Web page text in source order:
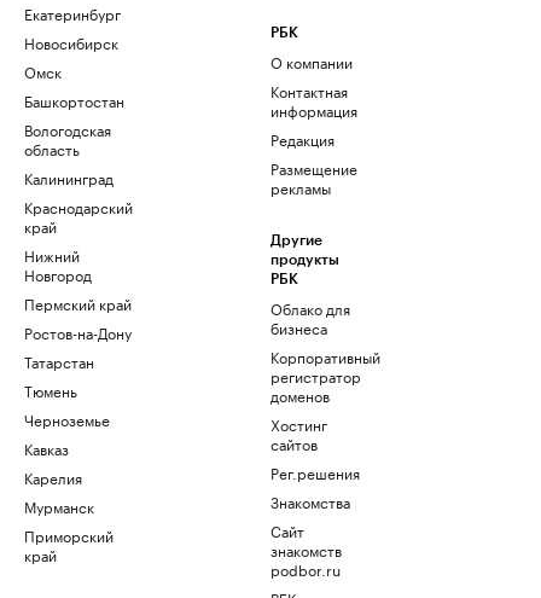
Екатеринбург
Новосибирск
Омск
Башкортостан
Вологодская
область
Калининград
Краснодарский
край
Нижний
Новгород
Пермский край
Ростов-на-Дону
Татарстан
Тюмень
Черноземье
Кавказ
Карелия
Мурманск
Приморский
край
РБК
О компании
Контактная
информация
Редакция
Размещение
рекламы
Другие
продукты
РБК
Облако для
бизнеса
Корпоративный
регистратор
доменов
Хостинг
сайтов
Рег.решения
Знакомства
Сайт
знакомств
podbor.ru